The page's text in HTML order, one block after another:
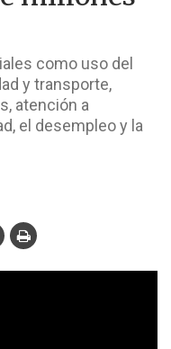
como uso del
y transporte,
atención a
el desempleo y la